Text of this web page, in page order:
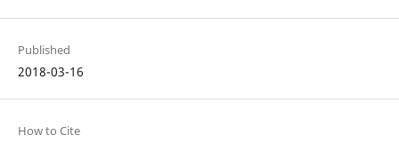
Published
2018-03-16
How to Cite